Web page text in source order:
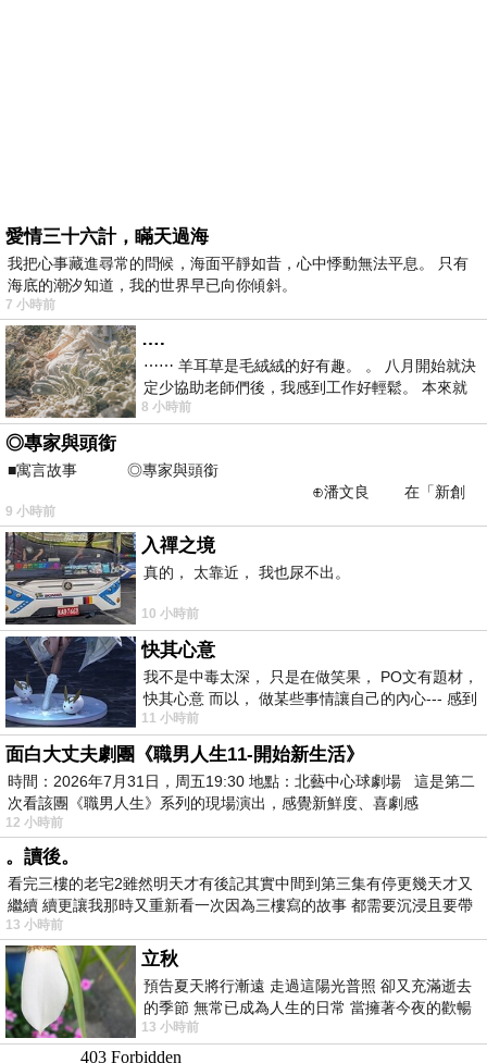
愛情三十六計，瞞天過海
我把心事藏進尋常的問候，海面平靜如昔，心中悸動無法平息。 只有
海底的潮汐知道，我的世界早已向你傾斜。
7 小時前
….
⋯⋯ 羊耳草是毛絨絨的好有趣。 。 八月開始就決
定少協助老師們後，我感到工作好輕鬆。 本來就
不是我的工作啊。 真
8 小時前
◎專家與頭銜
■寓言故事 ◎專家與頭銜
⊕潘文良 在「新創
之谷」裡——
9 小時前
入禪之境
真的， 太靠近， 我也尿不出。
10 小時前
快其心意
我不是中毒太深， 只是在做笑果， PO文有題材，
快其心意 而以， 做某些事情讓自己的內心--- 感到
愉快。
11 小時前
面白大丈夫劇團《職男人生11-開始新生活》
時間：2026年7月31日，周五19:30 地點：北藝中心球劇場 這是第二
次看該團《職男人生》系列的現場演出，感覺新鮮度、喜劇感
12 小時前
。讀後。
看完三樓的老宅2雖然明天才有後記其實中間到第三集有停更幾天才又
繼續 續更讓我那時又重新看一次因為三樓寫的故事 都需要沉浸且要帶
有
13 小時前
立秋
預告夏天將行漸遠 走過這陽光普照 卻又充滿逝去
的季節 無常已成為人生的日常 當擁著今夜的歡暢
舒心 轉眼驟成昨日 而明晨 太陽
13 小時前